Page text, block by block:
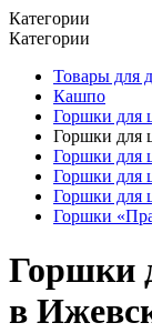
Категории
Категории
Товары для
Кашпо
Горшки для
Горшки для
Горшки для
Горшки для
Горшки для
Горшки
Горшки
в